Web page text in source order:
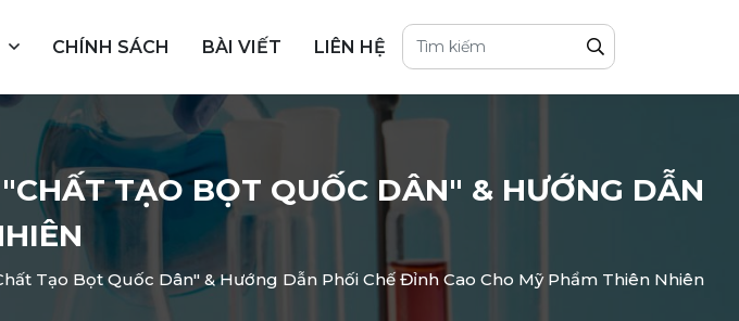
CHÍNH SÁCH BÀI VIẾT LIÊN HỆ
TẠO BỌT QUỐC DÂN" & HƯỚNG DẪN
Tạo Bọt Quốc Dân" & Hướng Dẫn Phối Chế Đỉnh Cao Cho Mỹ Phẩm Thiên Nhiên